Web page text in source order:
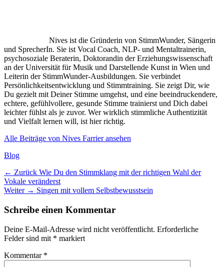
Nives ist die Gründerin von StimmWunder, Sängerin
und SprecherIn. Sie ist Vocal Coach, NLP- und Mentaltrainerin,
psychosoziale Beraterin, Doktorandin der Erziehungswissenschaft
an der Universität für Musik und Darstellende Kunst in Wien und
Leiterin der StimmWunder-Ausbildungen. Sie verbindet
Persönlichkeitsentwicklung und Stimmtraining. Sie zeigt Dir, wie
Du gezielt mit Deiner Stimme umgehst, und eine beeindruckendere,
echtere, gefühlvollere, gesunde Stimme trainierst und Dich dabei
leichter fühlst als je zuvor. Wer wirklich stimmliche Authentizität
und Vielfalt lernen will, ist hier richtig.
Alle Beiträge von Nives Farrier ansehen
Kategorien
Blog
Beitragsnavigation
← Zurück Vorheriger
Beitrag:
Wie Du den Stimmklang mit der richtigen Wahl der
Vokale veränderst
Weiter → Nächster
Singen mit vollem Selbstbewusstsein
Schreibe einen Kommentar
Deine E-Mail-Adresse wird nicht veröffentlicht. Erforderliche
Felder sind mit * markiert
Kommentar *